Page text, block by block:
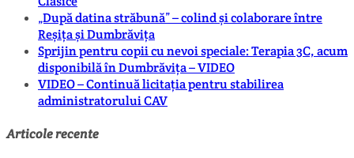
„După datina străbună” – colind și colaborare între
Reșița și Dumbrăvița
Sprijin pentru copii cu nevoi speciale: Terapia 3C, acum
disponibilă în Dumbrăvița – VIDEO
VIDEO – Continuă licitația pentru stabilirea
administratorului CAV
Articole recente